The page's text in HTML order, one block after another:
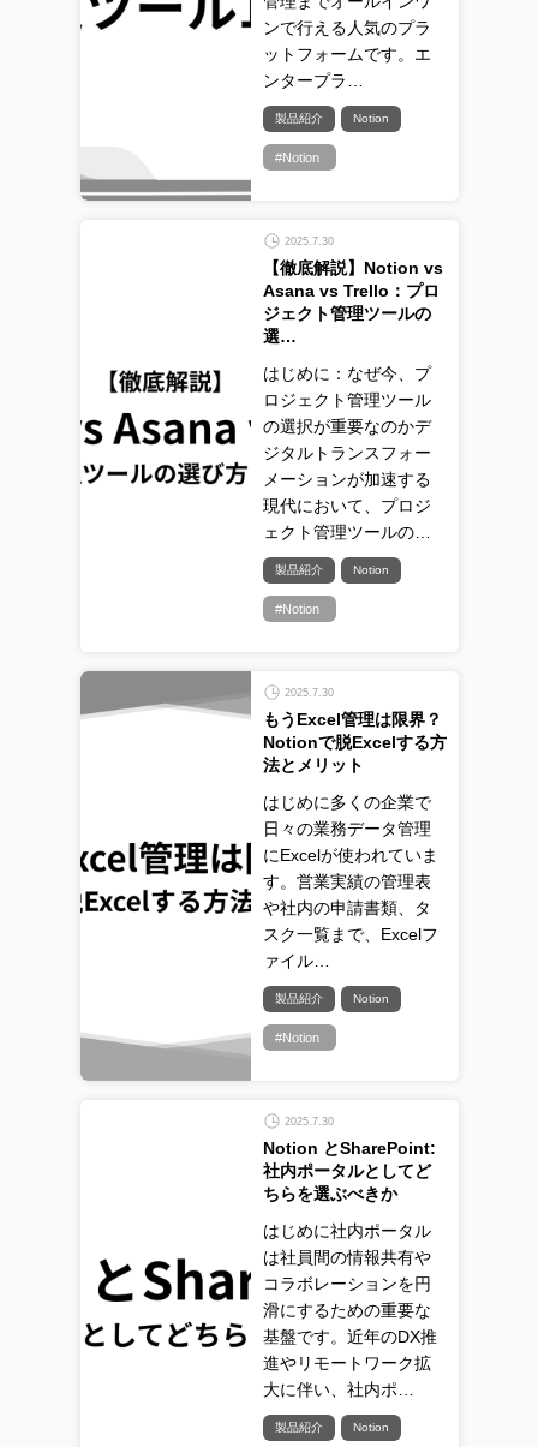
ンで行える人気のプラ
ットフォームです。エ
ンタープラ…
製品紹介 Notion
#Notion
2025.7.30
【徹底解説】Notion vs
Asana vs Trello：プロ
ジェクト管理ツールの
選…
はじめに：なぜ今、プ
ロジェクト管理ツール
の選択が重要なのかデ
ジタルトランスフォー
メーションが加速する
現代において、プロジ
ェクト管理ツールの…
製品紹介 Notion
#Notion
2025.7.30
もうExcel管理は限界？
Notionで脱Excelする方
法とメリット
はじめに多くの企業で
日々の業務データ管理
にExcelが使われていま
す。営業実績の管理表
や社内の申請書類、タ
スク一覧まで、Excelフ
ァイル…
製品紹介 Notion
#Notion
2025.7.30
Notion とSharePoint:
社内ポータルとしてど
ちらを選ぶべきか
はじめに社内ポータル
は社員間の情報共有や
コラボレーションを円
滑にするための重要な
基盤です。近年のDX推
進やリモートワーク拡
大に伴い、社内ポ…
製品紹介 Notion